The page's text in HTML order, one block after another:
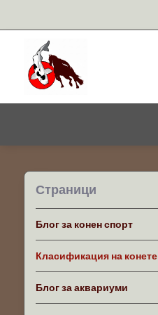
Страници
Блог за конен спорт
Класификация на конете
Блог за аквариуми